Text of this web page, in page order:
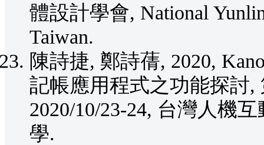
體設計學會, National
Taiwan.
陳詩捷, 鄭詩蒨, 2020,
記帳應用程式之功能探討
2020/10/23-24, 台灣人機
學.